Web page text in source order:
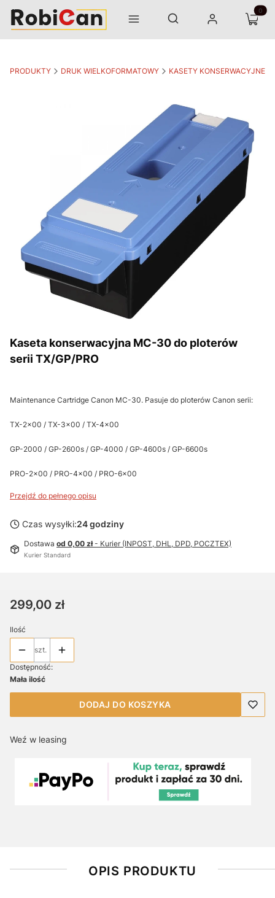
Menu Otwórz wyszukiwarkę
Szukaj Zaloguj się Koszyk
PRODUKTY DRUK WIELKOFORMATOWY KASETY KONSERWACYJNE
Kaseta konserwacyjna MC-30 do ploterów
serii TX/GP/PRO
Maintenance Cartridge Canon MC-30. Pasuje do ploterów Canon serii:
TX-2x00 / TX-3x00 / TX-4x00
GP-2000 / GP-2600s / GP-4000 / GP-4600s / GP-6600s
PRO-2x00 / PRO-4x00 / PRO-6x00
Przejdź do pełnego opisu
Czas wysyłki:24 godziny
Dostawa od 0,00 zł- Kurier (INPOST, DHL, DPD, POCZTEX)
Kurier Standard
Cena
299,00 zł
Ilość
szt.
Dostępność:
Mała ilość
DODAJ DO KOSZYKA
Weź w leasing
OPIS PRODUKTU